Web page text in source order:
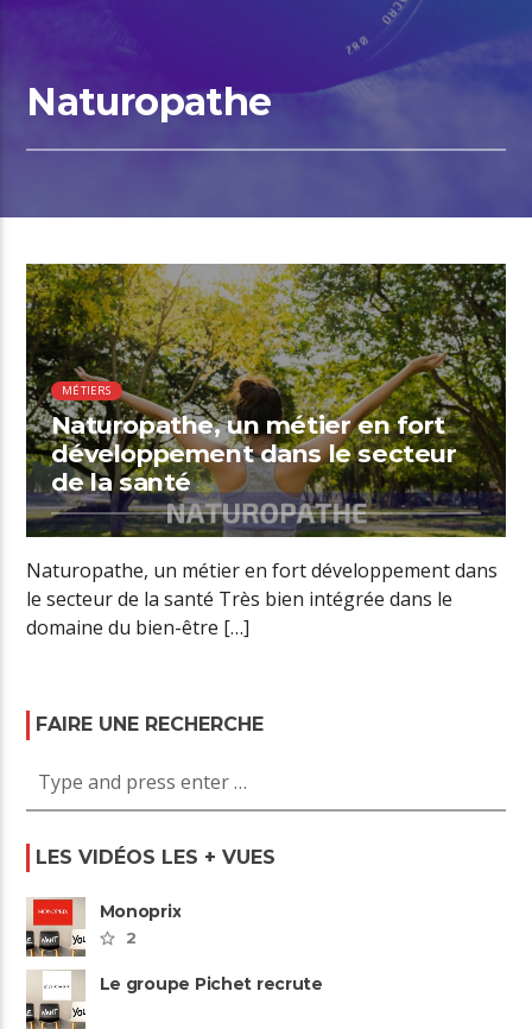
Naturopathe
01:33 READ TIME
MÉTIERS
Naturopathe, un métier en fort
développement dans le secteur
de la santé
Naturopathe, un métier en fort développement dans
le secteur de la santé Très bien intégrée dans le
domaine du bien-être […]
FAIRE UNE RECHERCHE
LES VIDÉOS LES + VUES
Monoprix
2
Le groupe Pichet recrute